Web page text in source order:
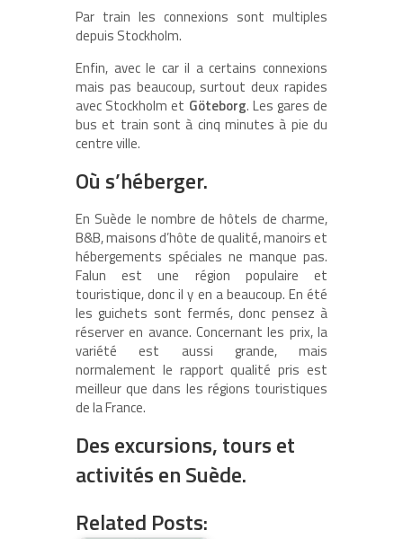
Par train les connexions sont multiples
depuis Stockholm.
Enfin, avec le car il a certains connexions
mais pas beaucoup, surtout deux rapides
avec Stockholm et Göteborg. Les gares de
bus et train sont à cinq minutes à pie du
centre ville.
Où s’héberger.
En Suède le nombre de hôtels de charme,
B&B, maisons d’hôte de qualité, manoirs et
hébergements spéciales ne manque pas.
Falun est une région populaire et
touristique, donc il y en a beaucoup. En été
les guichets sont fermés, donc pensez à
réserver en avance. Concernant les prix, la
variété est aussi grande, mais
normalement le rapport qualité pris est
meilleur que dans les régions touristiques
de la France.
Des excursions, tours et
activités en Suède.
Related Posts: